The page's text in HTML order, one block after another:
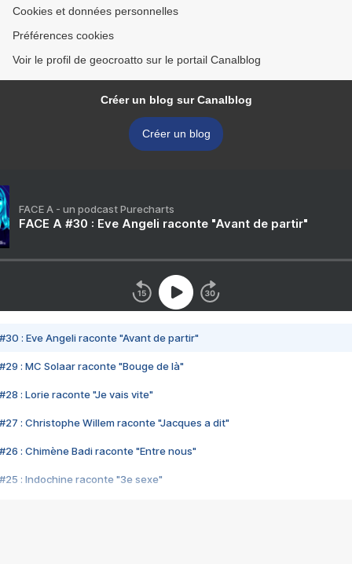
Cookies et données personnelles
Préférences cookies
Voir le profil de geocroatto sur le portail Canalblog
Créer un blog sur Canalblog
Créer un blog
FACE A - un podcast Purecharts
FACE A #30 : Eve Angeli raconte "Avant de partir"
#30 : Eve Angeli raconte "Avant de partir"
#29 : MC Solaar raconte "Bouge de là"
#28 : Lorie raconte "Je vais vite"
#27 : Christophe Willem raconte "Jacques a dit"
#26 : Chimène Badi raconte "Entre nous"
#25 : Indochine raconte "3e sexe"